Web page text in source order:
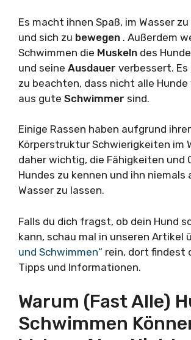
Es macht ihnen Spaß, im Wasser
und sich zu bewegen . Außerdem
Schwimmen die Muskeln des
und seine Ausdauer verbessert.
zu beachten, dass nicht alle Hunde
aus gute Schwimmer sind.
Einige Rassen haben aufgrund ihrer
Körperstruktur Schwierigkeiten im
daher wichtig, die Fähigkeiten und
Hundes zu kennen und ihn niemals
Wasser zu lassen.
Falls du dich fragst, ob dein Hund
kann, schau mal in unseren Artikel
und Schwimmen“ rein, dort findest
Tipps und Informationen.
Warum (fast Alle)
Schwimmen